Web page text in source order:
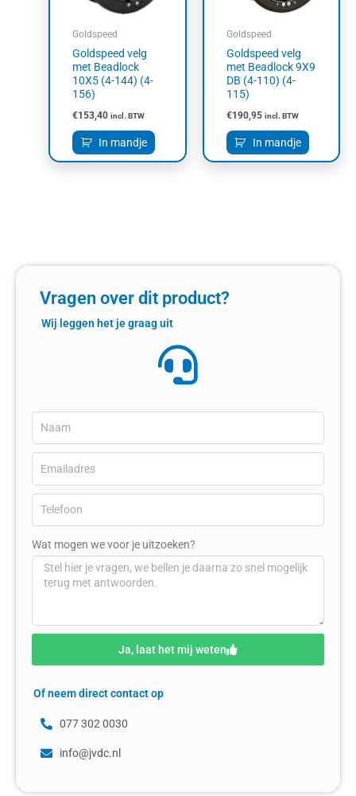
Goldspeed
Goldspeed velg
met Beadlock
10X5 (4-144) (4-
156)
€153,40 incl. BTW
In mandje
Goldspeed
Goldspeed velg
met Beadlock 9X9
DB (4-110) (4-
115)
€190,95 incl. BTW
In mandje
Vragen over dit product?
Wij leggen het je graag uit
Wat mogen we voor je uitzoeken?
Ja, laat het mij weten
Of neem direct contact op
077 302 0030
info@jvdc.nl